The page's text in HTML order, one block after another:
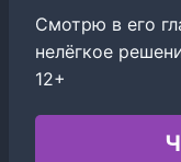
Смотрю в его
нелёгкое
12+